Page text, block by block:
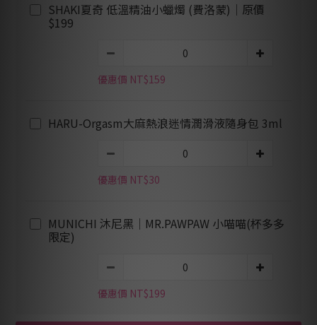
SHAKI夏奇 低溫精油小蠟燭 (費洛蒙)｜原價
$199
優惠價 NT$159
HARU-Orgasm大麻熱浪迷情潤滑液隨身包 3ml
優惠價 NT$30
MUNICHI 沐尼黑｜MR.PAWPAW 小喵喵(杯多多
限定)
優惠價 NT$199